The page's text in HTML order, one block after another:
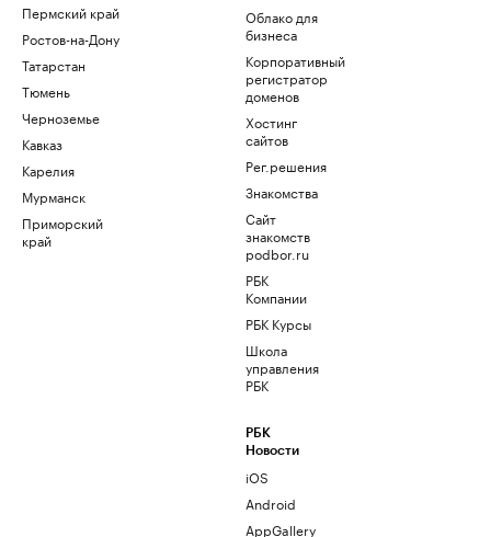
Пермский край
Ростов-на-Дону
Татарстан
Тюмень
Черноземье
Кавказ
Карелия
Мурманск
Приморский
край
Облако для
бизнеса
Корпоративный
регистратор
доменов
Хостинг
сайтов
Рег.решения
Знакомства
Сайт
знакомств
podbor.ru
РБК
Компании
РБК Курсы
Школа
управления
РБК
РБК
Новости
iOS
Android
AppGallery